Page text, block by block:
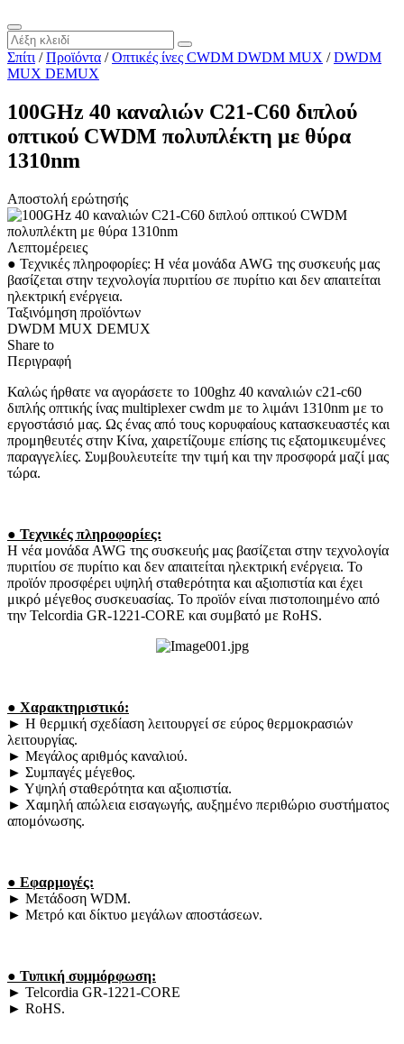
Σπίτι /Προϊόντα /Οπτικές ίνες CWDM DWDM MUX /DWDM
MUX DEMUX
100GHz 40 καναλιών C21-C60 διπλού
οπτικού CWDM πολυπλέκτη με θύρα
1310nm
Αποστολή ερώτησής
Λεπτομέρειες
● Τεχνικές πληροφορίες: Η νέα μονάδα AWG της συσκευής μας
βασίζεται στην τεχνολογία πυριτίου σε πυρίτιο και δεν απαιτείται
ηλεκτρική ενέργεια.
Ταξινόμηση προϊόντων
DWDM MUX DEMUX
Share to
Περιγραφή
Καλώς ήρθατε να αγοράσετε το 100ghz 40 καναλιών c21-c60
διπλής οπτικής ίνας multiplexer cwdm με το λιμάνι 1310nm με το
εργοστάσιό μας. Ως ένας από τους κορυφαίους κατασκευαστές και
προμηθευτές στην Κίνα, χαιρετίζουμε επίσης τις εξατομικευμένες
παραγγελίες. Συμβουλευτείτε την τιμή και την προσφορά μαζί μας
τώρα.
● Τεχνικές πληροφορίες:
Η νέα μονάδα AWG της συσκευής μας βασίζεται στην τεχνολογία
πυριτίου σε πυρίτιο και δεν απαιτείται ηλεκτρική ενέργεια. Το
προϊόν προσφέρει υψηλή σταθερότητα και αξιοπιστία και έχει
μικρό μέγεθος συσκευασίας. Το προϊόν είναι πιστοποιημένο από
την Telcordia GR-1221-CORE και συμβατό με RoHS.
● Χαρακτηριστικό:
► Η θερμική σχεδίαση λειτουργεί σε εύρος θερμοκρασιών
λειτουργίας.
► Μεγάλος αριθμός καναλιού.
► Συμπαγές μέγεθος.
► Υψηλή σταθερότητα και αξιοπιστία.
► Χαμηλή απώλεια εισαγωγής, αυξημένο περιθώριο συστήματος
απομόνωσης.
● Εφαρμογές:
► Μετάδοση WDM.
► Μετρό και δίκτυο μεγάλων αποστάσεων.
● Τυπική συμμόρφωση:
► Telcordia GR-1221-CORE
► RoHS.